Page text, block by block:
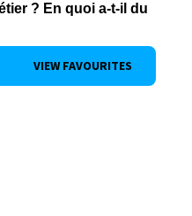
? En quoi a-t-il du
VIEW FAVOURITES